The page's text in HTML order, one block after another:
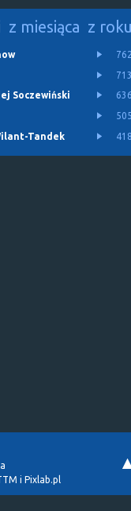
z miesiąca z
Soczewiński
Tandek
i Pixlab.pl